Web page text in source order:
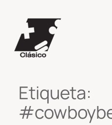
contenido
Etiqueta: